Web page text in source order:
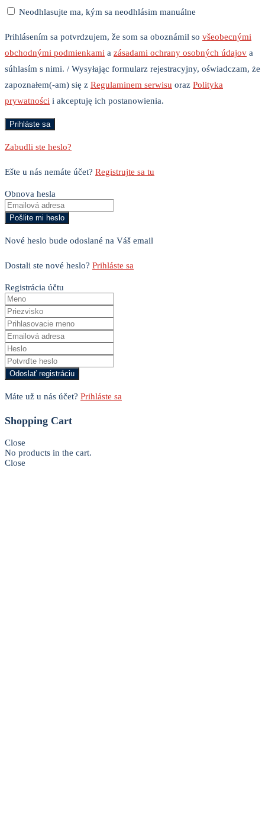
Neodhlasujte ma, kým sa neodhlásim manuálne
Prihlásením sa potvrdzujem, že som sa oboznámil so všeobecnými
obchodnými podmienkami a zásadami ochrany osobných údajov a
súhlasím s nimi. / Wysyłając formularz rejestracyjny, oświadczam, że
zapoznałem(-am) się z Regulaminem serwisu oraz Polityka
prywatności i akceptuję ich postanowienia.
Zabudli ste heslo?
Ešte u nás nemáte účet? Registrujte sa tu
Obnova hesla
Nové heslo bude odoslané na Váš email
Dostali ste nové heslo? Prihláste sa
Registrácia účtu
Máte už u nás účet? Prihláste sa
Shopping Cart
Close
No products in the cart.
Close